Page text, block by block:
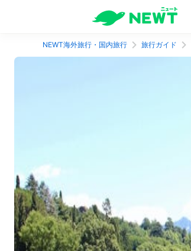
NEWT海外旅行・国内旅行 旅行ガイド